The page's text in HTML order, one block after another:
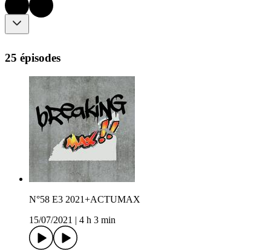
25 épisodes
N°58 E3 2021+ACTUMAX
15/07/2021 | 4 h 3 min